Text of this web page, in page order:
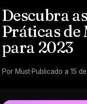
Descubra
Práticas de
para 2023
Por Must·Publicado a 15